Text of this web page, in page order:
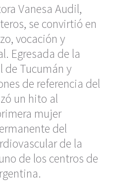
Vanesa Audil,
se convirtió en
vocación y
Egresada de la
de Tucumán y
de referencia del
un hito al
mujer
del
de la
de los centros de